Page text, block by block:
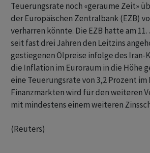
Teuerungsrate noch «geraume Zeit»
der Europäischen Zentralbank (EZB)
verharren könnte. Die EZB hatte am
seit fast drei Jahren ‌den Leitzins
gestiegenen Ölpreise infolge des Iran-
die Inflation im ​Euroraum in die Höhe
eine Teuerungsrate von 3,2 Prozent im
Finanzmärkten wird für den weiteren
mit mindestens einem weiteren
(Reuters)